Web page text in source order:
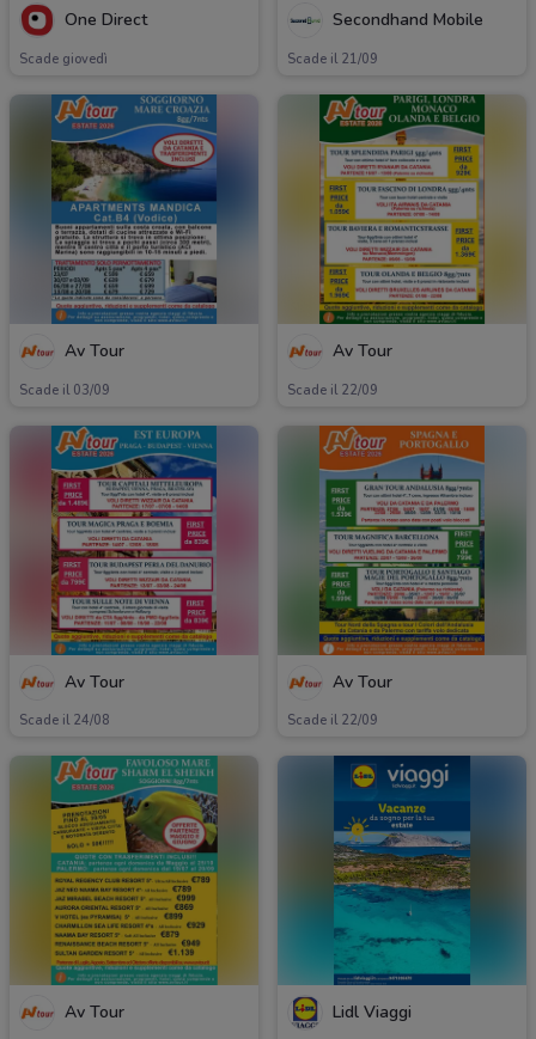
One Direct
Scade giovedì
Secondhand Mobile
Scade il 21/09
Av Tour
Scade il 03/09
Av Tour
Scade il 22/09
Av Tour
Scade il 24/08
Av Tour
Scade il 22/09
Av Tour Lidl Viaggi